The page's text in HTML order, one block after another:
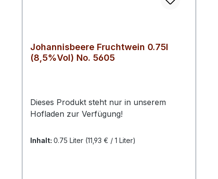
Johannisbeere Fruchtwein 0.75l
(8,5%Vol) No. 5605
Dieses Produkt steht nur in unserem
Hofladen zur Verfügung!
Inhalt: 0.75 Liter (11,93 € / 1 Liter)